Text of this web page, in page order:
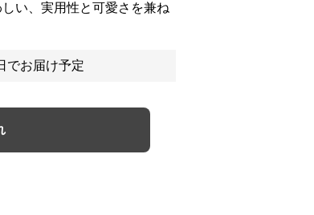
い、実用性と可愛さを兼ね
でお届け予定